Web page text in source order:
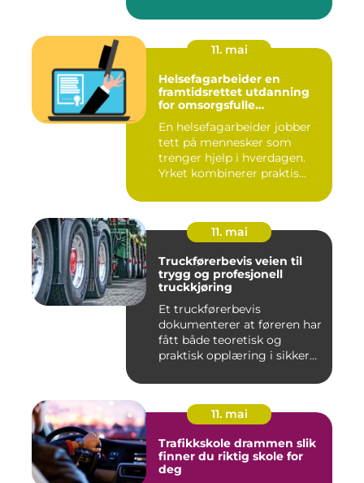
11. mai
Helsefagarbeider en
framtidsrettet utdanning
for omsorgsfulle
En helsefagarbeider jobber
tett på mennesker som
trenger hjelp i hverdagen.
Yrket kombinerer praktis...
11. mai
Truckførerbevis veien til
trygg og profesjonell
truckkjøring
Et truckførerbevis
dokumenterer at føreren har
fått både teoretisk og
praktisk opplæring i sikker
11. mai
Trafikkskole drammen slik
finner du riktig skole for
deg